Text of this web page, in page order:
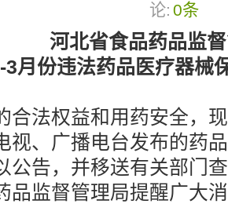
论: 0条
河北省食品药品监
3月份违法药品医疗器械
合法权益和用药安全，
视、广播电台发布的药
公告，并移送有关部门
品监督管理局提醒广大